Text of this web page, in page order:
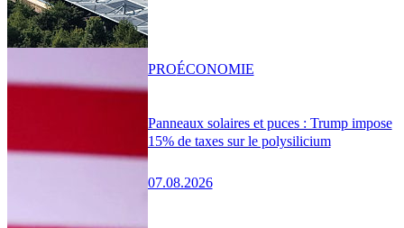
Panneaux solaires et puces : Trump impose
15% de taxes sur le polysilicium
07.08.2026
PROÉCONOMIE